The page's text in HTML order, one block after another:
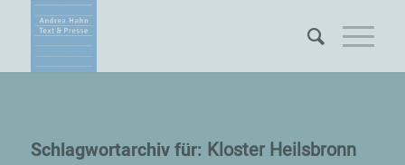
Schlagwortarchiv für: Kloster Heilsbronn